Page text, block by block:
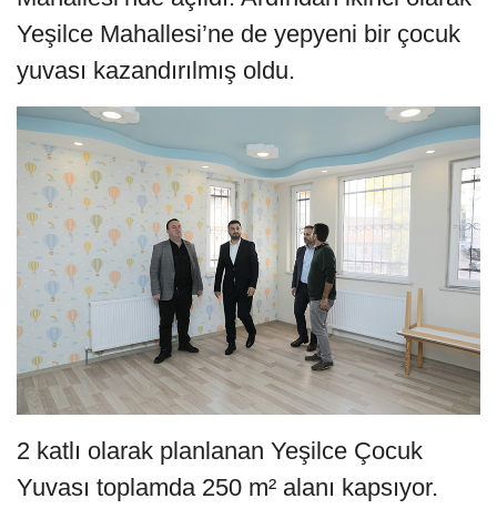
Yeşilce Mahallesi’ne de yepyeni bir çocuk
yuvası kazandırılmış oldu.
2 katlı olarak planlanan Yeşilce Çocuk
Yuvası toplamda 250 m² alanı kapsıyor.